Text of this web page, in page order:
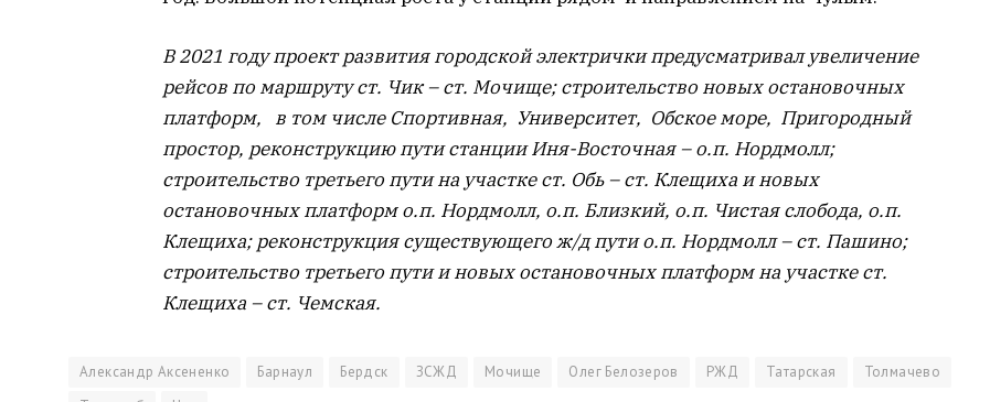
В 2021 году проект развития городской электрички предусматривал увеличение
рейсов по маршруту ст. Чик – ст. Мочище; строительство новых остановочных
платформ, в том числе Спортивная, Университет, Обское море, Пригородный
простор, реконструкцию пути станции Иня-Восточная – о.п. Нордмолл;
строительство третьего пути на участке ст. Обь – ст. Клещиха и новых
остановочных платформ о.п. Нордмолл, о.п. Близкий, о.п. Чистая слобода, о.п.
Клещиха; реконструкция существующего ж/д пути о.п. Нордмолл – ст. Пашино;
строительство третьего пути и новых остановочных платформ на участке ст.
Клещиха – ст. Чемская.
Александр Аксененко Барнаул Бердск ЗСЖД Мочище Олег Белозеров РЖД Татарская
Толмачево